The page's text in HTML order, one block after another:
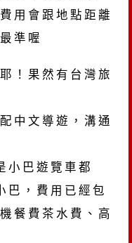
用會跟地點距離
準喔
！果然有台灣旅
中文導遊，溝通
小巴遊覽車都
巴，費用已經包
餐費茶水費、高